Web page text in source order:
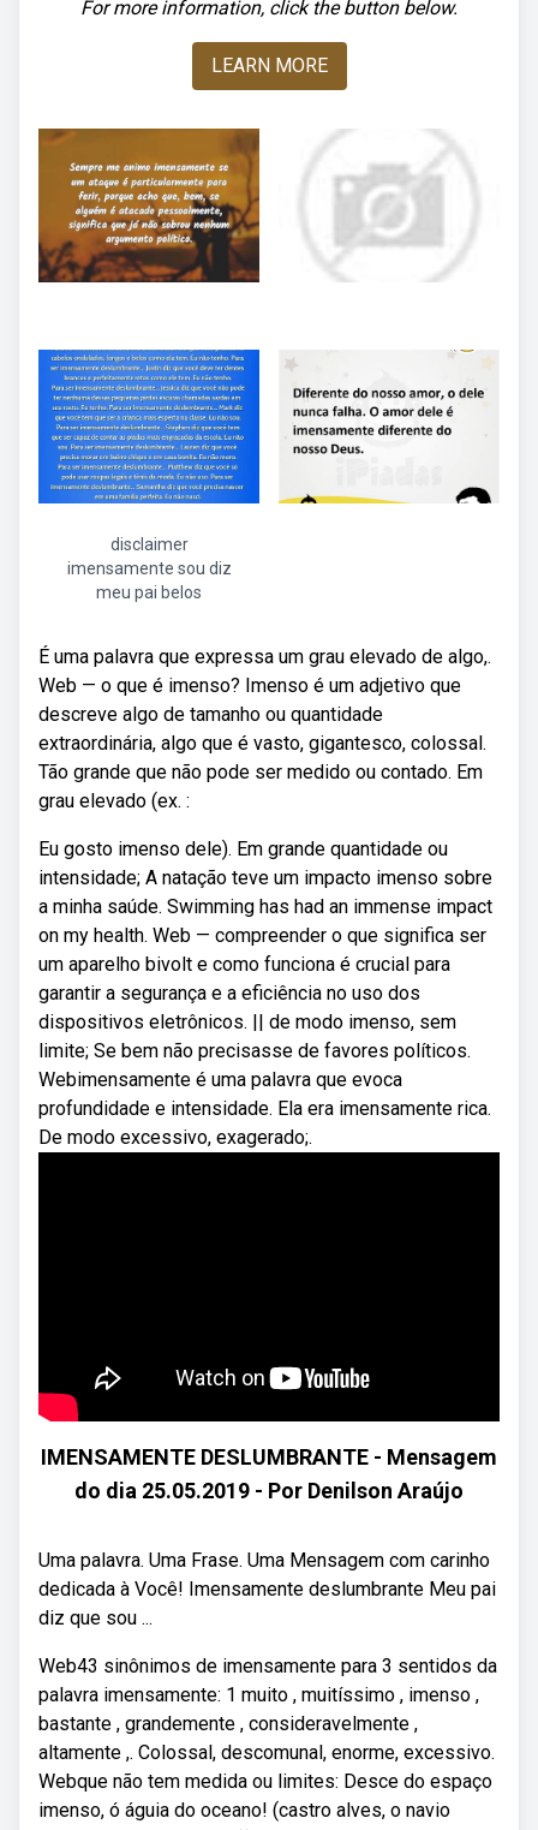
For more information, click the button below.
LEARN MORE
disclaimer
imensamente sou diz
meu pai belos
É uma palavra que expressa um grau elevado de algo,.
Web — o que é imenso? Imenso é um adjetivo que
descreve algo de tamanho ou quantidade
extraordinária, algo que é vasto, gigantesco, colossal.
Tão grande que não pode ser medido ou contado. Em
grau elevado (ex. :
Eu gosto imenso dele). Em grande quantidade ou
intensidade; A natação teve um impacto imenso sobre
a minha saúde. Swimming has had an immense impact
on my health. Web — compreender o que significa ser
um aparelho bivolt e como funciona é crucial para
garantir a segurança e a eficiência no uso dos
dispositivos eletrônicos. || de modo imenso, sem
limite; Se bem não precisasse de favores políticos.
Webimensamente é uma palavra que evoca
profundidade e intensidade. Ela era imensamente rica.
De modo excessivo, exagerado;.
IMENSAMENTE DESLUMBRANTE - Mensagem
do dia 25.05.2019 - Por Denilson Araújo
Uma palavra. Uma Frase. Uma Mensagem com carinho
dedicada à Você! Imensamente deslumbrante Meu pai
diz que sou ...
Web43 sinônimos de imensamente para 3 sentidos da
palavra imensamente: 1 muito , muitíssimo , imenso ,
bastante , grandemente , consideravelmente ,
altamente ,. Colossal, descomunal, enorme, excessivo.
Webque não tem medida ou limites: Desce do espaço
imenso, ó águia do oceano! (castro alves, o navio